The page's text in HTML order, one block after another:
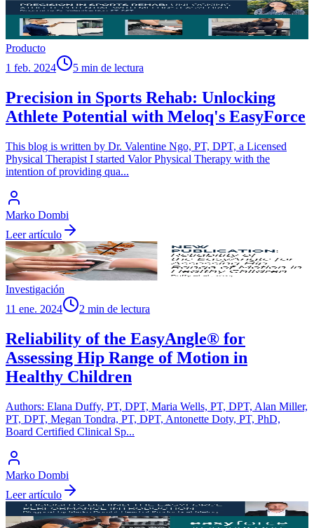
Producto
1 feb. 2024
5 min de lectura
Precision in Sports Rehab: Unlocking
Athlete Potential with Meloq's EasyForce
This blog is written by Dr. Valentine Ngo, PT, DPT, a Licensed
Physical Therapist I started Valor Physical Therapy with the
intention of providing qua...
Marko Dombi
Leer artículo
Investigación
11 ene. 2024
2 min de lectura
Reliability of the EasyAngle® for
Assessing Hip Range of Motion in
Healthy Children
Authors: Elana Duffy, PT, DPT, Maria Wells, PT, DPT, Alan Miller,
PT, DPT, Megan Tondra, PT, DPT, Antonette Doty, PT, PhD,
Board Certified Clinical Sp...
Marko Dombi
Leer artículo